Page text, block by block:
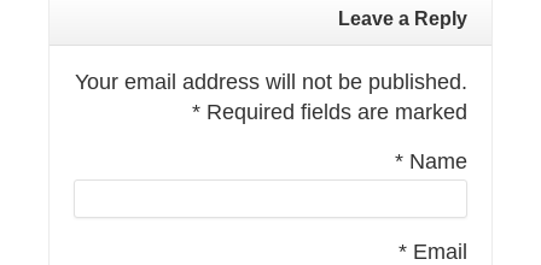
Leave a Reply
Your email address will not be published.
Required fields are marked
*
Name
*
Email
*